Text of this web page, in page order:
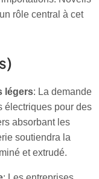
rôle central à cet
légers: La demande
électriques pour des
absorbant les
soutiendra la
et extrudé.